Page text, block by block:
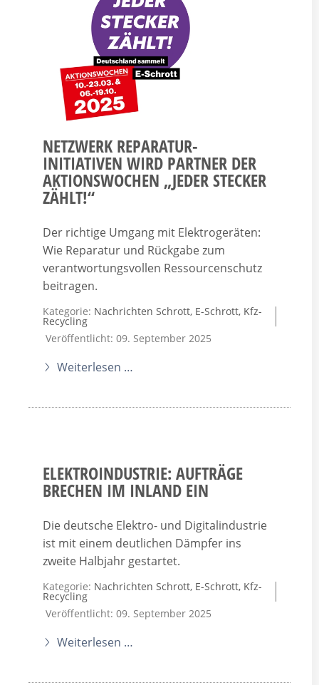
NETZWERK REPARATUR-
INITIATIVEN WIRD PARTNER DER
AKTIONSWOCHEN „JEDER STECKER
ZÄHLT!“
Der richtige Umgang mit Elektrogeräten:
Wie Reparatur und Rückgabe zum
verantwortungsvollen Ressourcenschutz
beitragen.
Kategorie: Nachrichten Schrott, E-Schrott, Kfz-
Recycling
Veröffentlicht: 09. September 2025
Weiterlesen …
ELEKTROINDUSTRIE: AUFTRÄGE
BRECHEN IM INLAND EIN
Die deutsche Elektro- und Digitalindustrie
ist mit einem deutlichen Dämpfer ins
zweite Halbjahr gestartet.
Kategorie: Nachrichten Schrott, E-Schrott, Kfz-
Recycling
Veröffentlicht: 09. September 2025
Weiterlesen …